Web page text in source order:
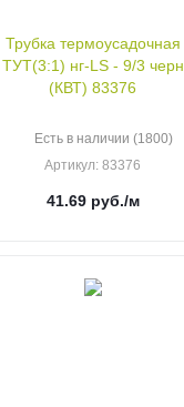
Трубка термоусадочная
ТУТ(3:1) нг-LS - 9/3 черн
(КВТ) 83376
Есть в наличии (1800)
Артикул: 83376
41.69руб./м